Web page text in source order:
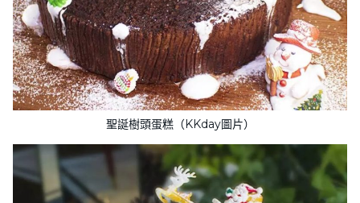
聖誕樹頭蛋糕（KKday圖片）